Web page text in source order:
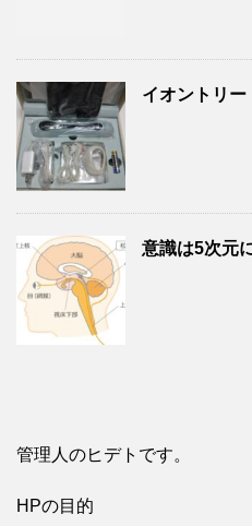
イオントリー
意識は5次元
管理人のヒデトです。
HPの目的